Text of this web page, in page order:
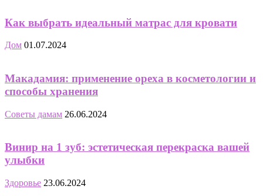
Как выбрать идеальный матрас для кровати
Дом 01.07.2024
Макадамия: применение ореха в косметологии и
способы хранения
Советы дамам 26.06.2024
Винир на 1 зуб: эстетическая перекраска вашей
улыбки
Здоровье 23.06.2024